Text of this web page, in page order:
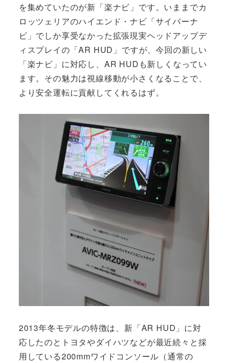
を集めていたのが新「楽ナビ」です。いままでカ
ロッツェリアのハイエンド・ナビ「サイバーナ
ビ」でしか享受なかった拡張現実ヘッドアップデ
ィスプレイの「AR HUD」ですが、今回の新しい
「楽ナビ」に対応し、AR HUDも新しくなってい
ます。その魅力は視線移動が小さくなることで、
より安全運転に貢献してくれるはず。
2013年冬モデルの特徴は、新「AR HUD」に対
応したのとトヨタやダイハツなどが最近続々と採
用している200mmワイドコンソール（通常の